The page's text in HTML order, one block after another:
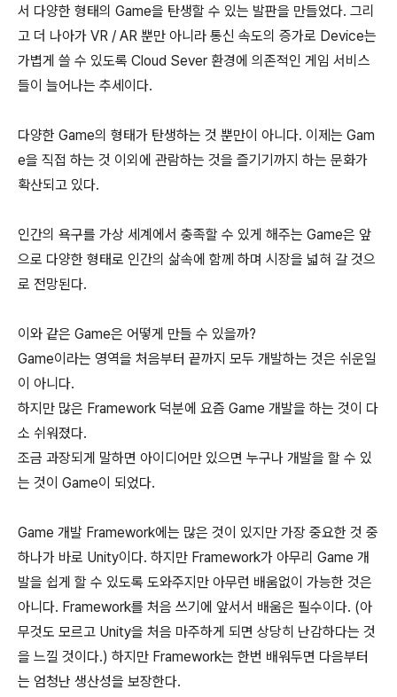
서 다양한 형태의 Game을 탄생할 수 있는 발판을 만들었다. 그리
고 더 나아가 VR / AR 뿐만 아니라 통신 속도의 증가로 Device는
가볍게 쓸 수 있도록 Cloud Sever 환경에 의존적인 게임 서비스
들이 늘어나는 추세이다.
다양한 Game의 형태가 탄생하는 것 뿐만이 아니다. 이제는 Gam
e을 직접 하는 것 이외에 관람하는 것을 즐기기까지 하는 문화가
확산되고 있다.
인간의 욕구를 가상 세계에서 충족할 수 있게 해주는 Game은 앞
으로 다양한 형태로 인간의 삶속에 함께 하며 시장을 넓혀 갈 것으
로 전망된다.
이와 같은 Game은 어떻게 만들 수 있을까?
Game이라는 영역을 처음부터 끝까지 모두 개발하는 것은 쉬운일
이 아니다.
하지만 많은 Framework 덕분에 요즘 Game 개발을 하는 것이 다
소 쉬워졌다.
조금 과장되게 말하면 아이디어만 있으면 누구나 개발을 할 수 있
는 것이 Game이 되었다.
Game 개발 Framework에는 많은 것이 있지만 가장 중요한 것 중
하나가 바로 Unity이다. 하지만 Framework가 아무리 Game 개
발을 쉽게 할 수 있도록 도와주지만 아무런 배움없이 가능한 것은
아니다. Framework를 처음 쓰기에 앞서서 배움은 필수이다. (아
무것도 모르고 Unity을 처음 마주하게 되면 상당히 난감하다는 것
을 느낄 것이다.) 하지만 Framework는 한번 배워두면 다음부터
는 엄청난 생산성을 보장한다.